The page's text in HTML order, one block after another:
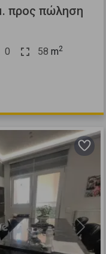
προς πώληση
0 58 m2
Next